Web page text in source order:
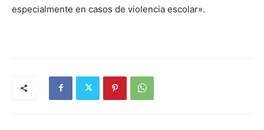
especialmente en casos de violencia escolar».